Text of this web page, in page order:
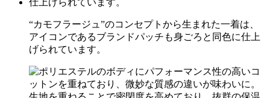
“カモフラージュ”のコンセプトから生まれた一着は、
アイコンであるブランドパッチも身ごろと同色に仕上
げられています。